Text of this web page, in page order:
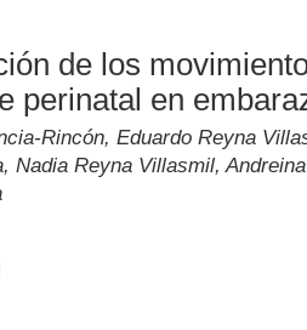
de los
perinatal en
Rincón, Eduardo Reyna
Nadia Reyna Villasmil,